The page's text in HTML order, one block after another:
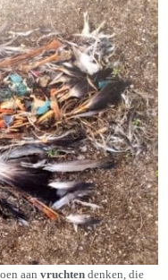
aan vruchten denken, die